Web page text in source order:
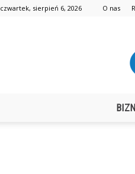
czwartek, sierpień 6, 2026 O nas